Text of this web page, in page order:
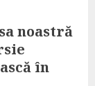
noastră
în